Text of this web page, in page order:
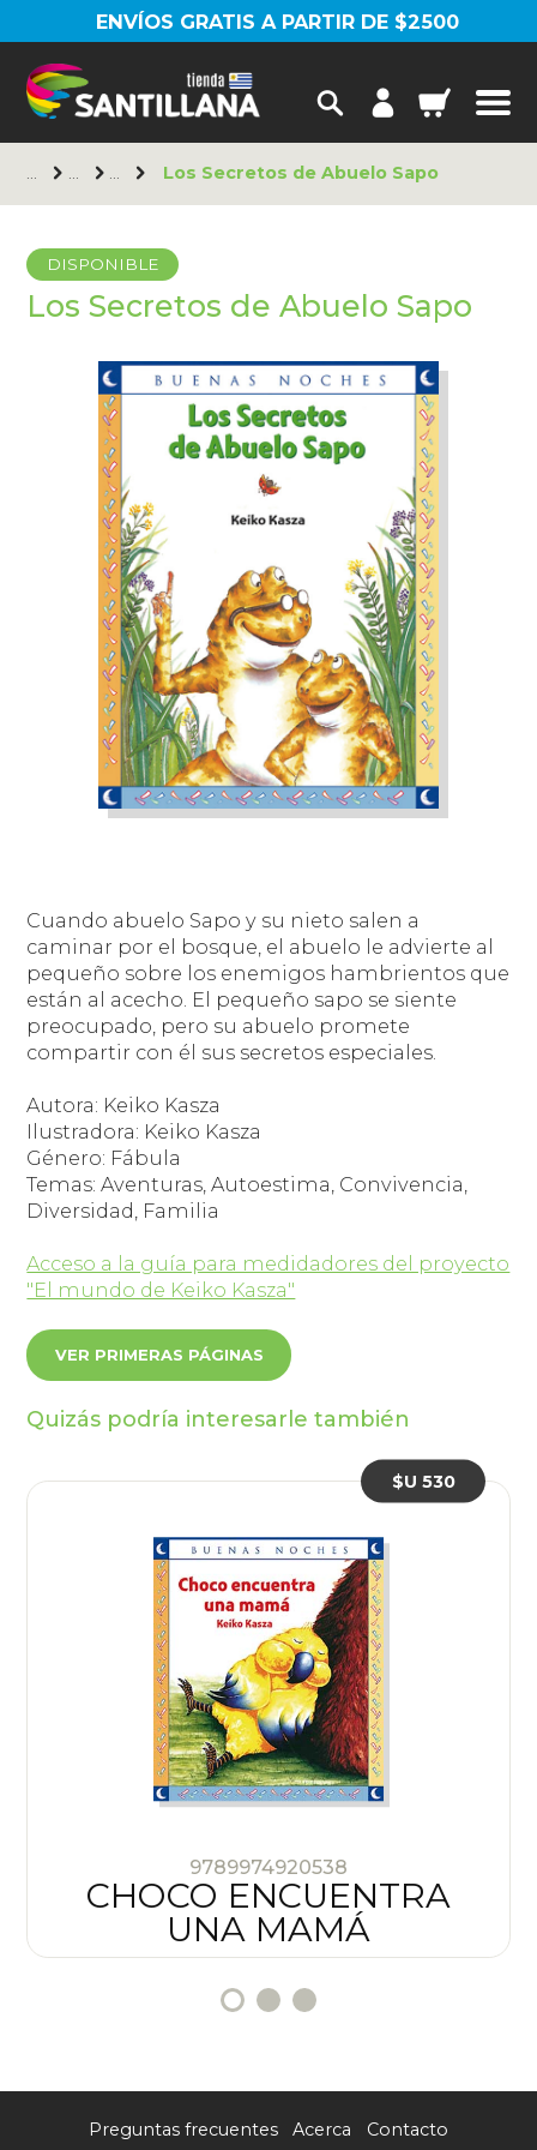
ENVÍOS GRATIS A PARTIR DE $2500
Los Secretos de Abuelo Sapo
DISPONIBLE
Los Secretos de Abuelo Sapo
Cuando abuelo Sapo y su nieto salen a
caminar por el bosque, el abuelo le advierte al
pequeño sobre los enemigos hambrientos que
están al acecho. El pequeño sapo se siente
preocupado, pero su abuelo promete
compartir con él sus secretos especiales.
Autora: Keiko Kasza
Ilustradora: Keiko Kasza
Género: Fábula
Temas: Aventuras, Autoestima, Convivencia,
Diversidad, Familia
Acceso a la guía para medidadores del proyecto
"El mundo de Keiko Kasza"
VER PRIMERAS PÁGINAS
Quizás podría interesarle también
9789974920538
CHOCO ENCUENTRA
UNA MAMÁ
$U 530
Preguntas frecuentes Acerca Contacto